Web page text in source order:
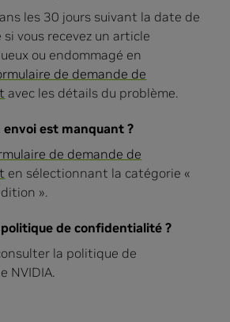
les 30 jours suivant la date de
vous recevez un article
ou endommagé en
de demande de
avec les détails du problème.
envoi est manquant ?
de demande de
en sélectionnant la catégorie «
».
de confidentialité ?
la politique de
NVIDIA.